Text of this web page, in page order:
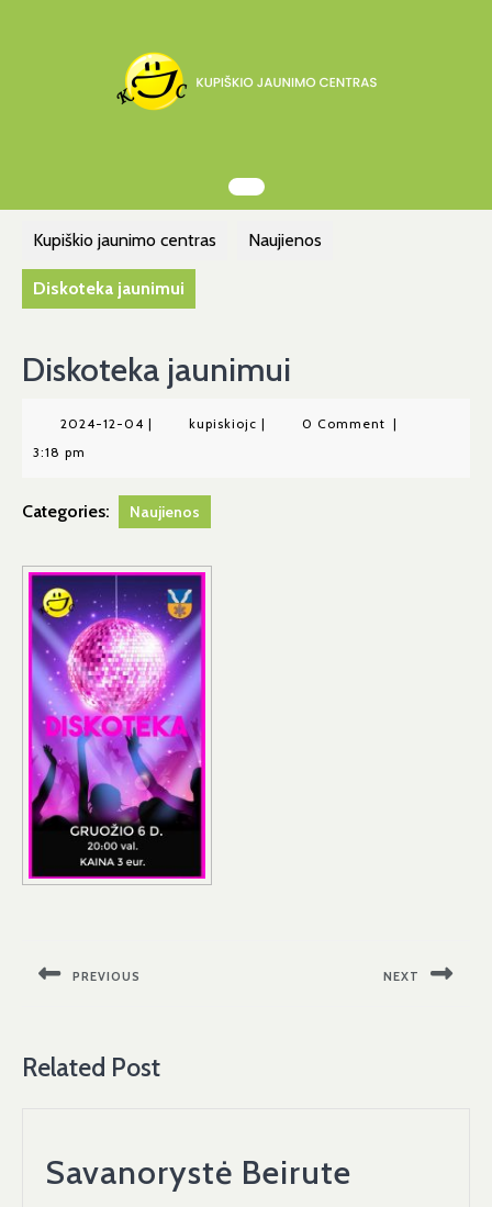
Kupiškio jaunimo centras Naujienos
Diskoteka jaunimui
Diskoteka jaunimui
2024-12-04 2024-
| kupiskiojckupiskiojc
| 0 Comment |
3:18 pm
Categories: Naujienos
įrašųPREVIOUS NEXT
Related Post
Savanorystė Beirute